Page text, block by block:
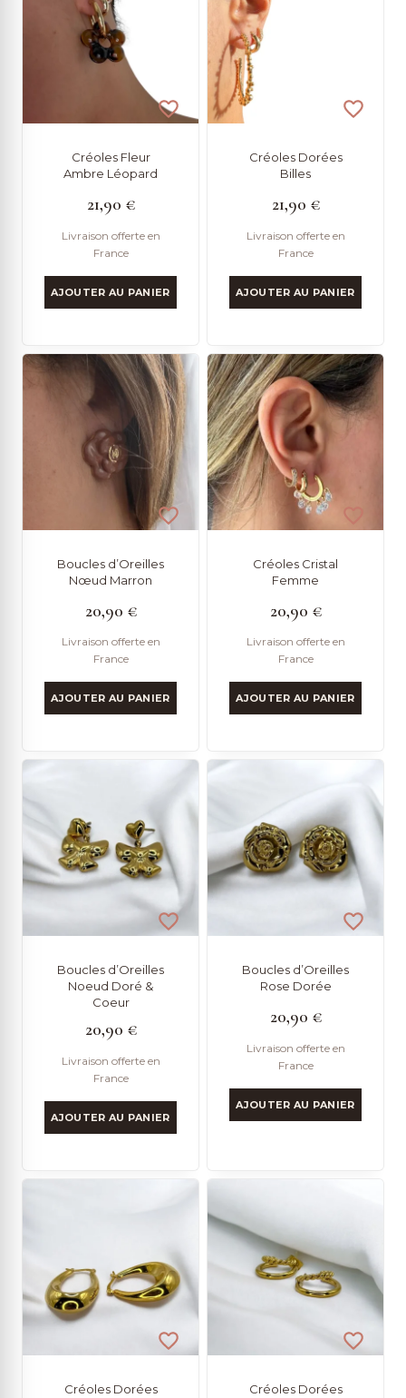
Créoles Fleur
Ambre Léopard
21,90 €
Livraison offerte en
France
AJOUTER AU PANIER
Créoles Dorées
Billes
21,90 €
Livraison offerte en
France
AJOUTER AU PANIER
Boucles d’Oreilles
Nœud Marron
20,90 €
Livraison offerte en
France
AJOUTER AU PANIER
Créoles Cristal
Femme
20,90 €
Livraison offerte en
France
AJOUTER AU PANIER
Boucles d’Oreilles
Noeud Doré &
Coeur
20,90 €
Livraison offerte en
France
AJOUTER AU PANIER
Boucles d’Oreilles
Rose Dorée
20,90 €
Livraison offerte en
France
AJOUTER AU PANIER
Créoles Dorées
Créoles Dorées